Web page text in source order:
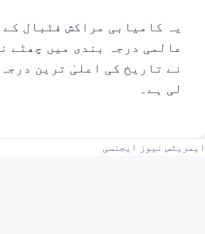
یہ کامیابی مراکش فٹبال
عالمی درجہ بندی میں چھٹے
نے تاریخ کی اعلیٰ ترین
لی ہے۔
ایمریٹس نیوز ایجنسی